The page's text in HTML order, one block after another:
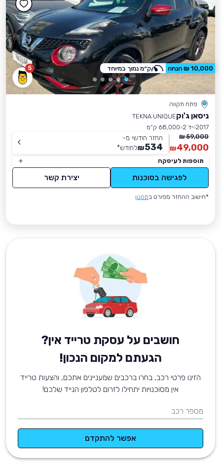
5
פתח תקווה
ניסאן ג'וקTEKNA UNIQUE
2017 יד 2
68,000 ק״מ
59,000 ₪
49,000
₪
החזר חודשי מ-
534
₪לחודש*
תוספות לעיסקה
לפגישה בסוכנות יצירת קשר
*חישוב ההחזר מפורט בתקנון
10,000 ₪ הנחה ק״מ נמוך במיוחד
חושבים על עסקת טרייד אין?
הגעתם למקום הנכון!
הזינו פרטי רכב, בחרו ברכבים שמעניינים אתכם, והצעות טרייד
אין מסוכנויות יתחילו לזרום לטלפון הנייד שלכם!
מספר רכב
אפשר להתקדם